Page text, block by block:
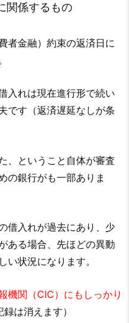
関係するもの
者金融）約束の返済日に
入れは現在進行形で続い
です（返済遅延なしが条
、ということ自体が審査
の銀行がも一部ありま
借入れが過去にあり、少
ある場合、先ほどの異動
い状況になります。
機関（CIC）にもしっかり
録は消えます）